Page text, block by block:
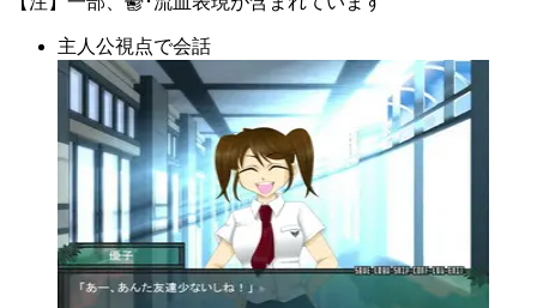
主人公視点で会話